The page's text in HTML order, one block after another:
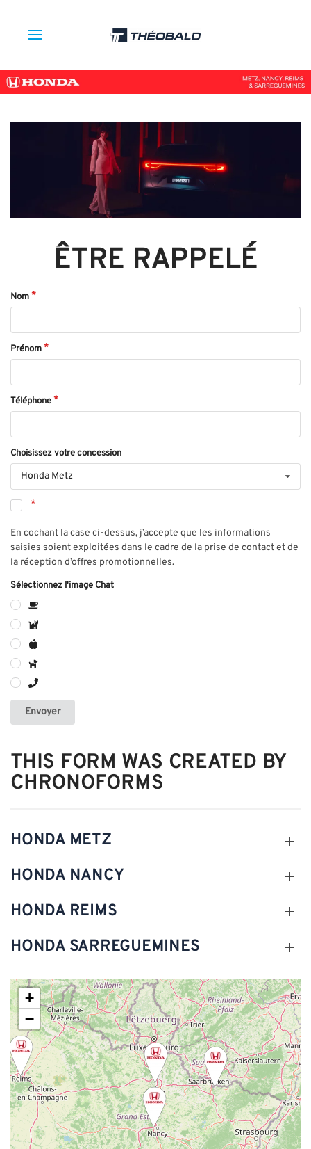
ÊTRE RAPPELÉ
Nom
Prénom
Téléphone
Choisissez votre concession
Honda Metz
En cochant la case ci-dessus, j’accepte que les informations
saisies soient exploitées dans le cadre de la prise de contact et de
la réception d’offres promotionnelles.
Sélectionnez l'image Chat
Envoyer
THIS FORM WAS CREATED BY
CHRONOFORMS
HONDA METZ
HONDA NANCY
HONDA REIMS
HONDA SARREGUEMINES
+
−